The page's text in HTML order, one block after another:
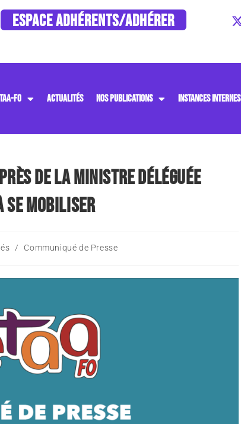
ESPACE ADHÉRENTS/ADHÉRER
FO ACTUALITÉS NOS PUBLICATIONS INSTANCES INTERNES
DE LA MINISTRE DÉLÉGUÉE
SE MOBILISER
/ Communiqué de Presse